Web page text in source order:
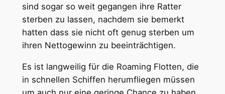
sind sogar so weit gegangen ihre Ratter
sterben zu lassen, nachdem sie bemerkt
hatten dass sie nicht oft genug sterben um
ihren Nettogewinn zu beeinträchtigen.
Es ist langweilig für die Roaming Flotten, die
in schnellen Schiffen herumfliegen müssen